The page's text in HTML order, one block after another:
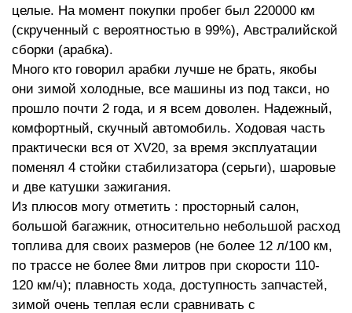
целые. На момент покупки пробег был 220000 км
(скрученный с вероятностью в 99%), Австралийской
сборки (арабка).
Много кто говорил арабки лучше не брать, якобы
они зимой холодные, все машины из под такси, но
прошло почти 2 года, и я всем доволен. Надежный,
комфортный, скучный автомобиль. Ходовая часть
практически вся от XV20, за время эксплуатации
поменял 4 стойки стабилизатора (серьги), шаровые
и две катушки зажигания.
Из плюсов могу отметить : просторный салон,
большой багажник, относительно небольшой расход
топлива для своих размеров (не более 12 л/100 км,
по трассе не более 8ми литров при скорости 110-
120 км/ч); плавность хода, доступность запчастей,
зимой очень теплая если сравнивать с